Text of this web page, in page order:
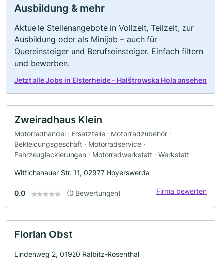
Ausbildung & mehr
Aktuelle Stellenangebote in Vollzeit, Teilzeit, zur
Ausbildung oder als Minijob – auch für
Quereinsteiger und Berufseinsteiger. Einfach filtern
und bewerben.
Jetzt alle Jobs in Elsterheide - Halštrowska Hola ansehen
Zweiradhaus Klein
Motorradhandel · Ersatzteile · Motorradzubehör ·
Bekleidungsgeschäft · Motorradservice ·
Fahrzeuglackierungen · Motorradwerkstatt · Werkstatt
Wittichenauer Str. 11, 02977 Hoyerswerda
0.0 (0 Bewertungen) Firma bewerten
Florian Obst
Lindenweg 2, 01920 Ralbitz-Rosenthal